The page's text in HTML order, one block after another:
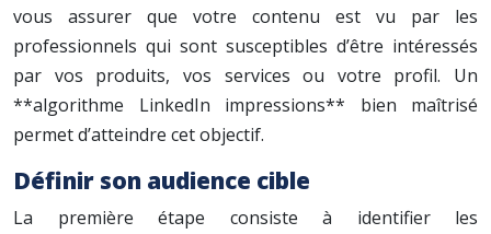
vous assurer que votre contenu est vu par les
professionnels qui sont susceptibles d’être intéressés
par vos produits, vos services ou votre profil. Un
**algorithme LinkedIn impressions** bien maîtrisé
permet d’atteindre cet objectif.
Définir son audience cible
La première étape consiste à identifier les